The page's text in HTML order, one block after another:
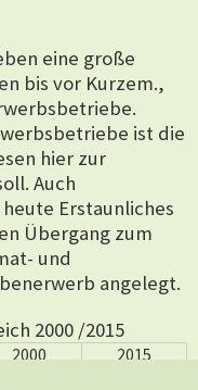
eine große
bis vor Kurzem.,
ist die
hier zur
Auch
Erstaunliches
Übergang zum
und
angelegt.
2000 /2015
2000
2015